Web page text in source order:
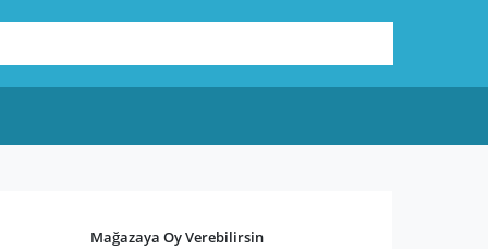
Mağazaya Oy Verebilirsin